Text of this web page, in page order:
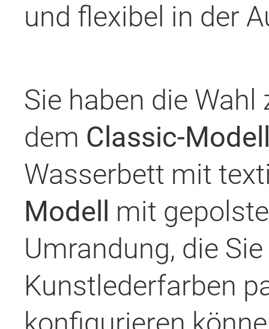
und flexibel in der
Sie haben die
dem Classic-
Wasserbett mit
Modell
mit
Umrandung, die
Kunstlederfarben